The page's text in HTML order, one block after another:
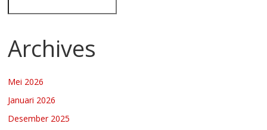
Archives
Mei 2026
Januari 2026
Desember 2025